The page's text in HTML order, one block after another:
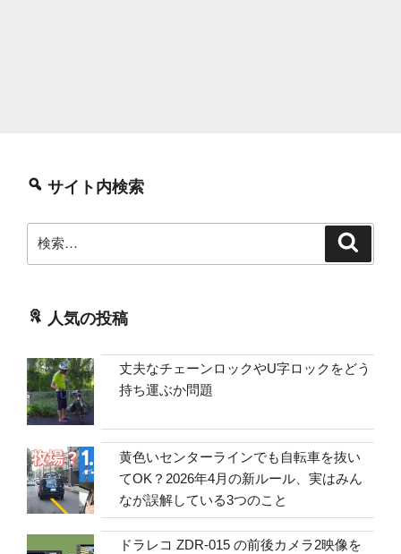
サイト内検索
索:
人気の投稿
丈夫なチェーンロックやU字ロックをどう
持ち運ぶか問題
黄色いセンターラインでも自転車を抜い
てOK？2026年4月の新ルール、実はみん
なが誤解している3つのこと
ドラレコ ZDR-015 の前後カメラ2映像を